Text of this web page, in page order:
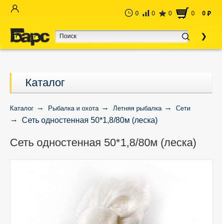
0 0 0 0 0 руб
Каталог
Каталог Рыбалка и охота Летняя рыбалка Сети
Сеть одностенная 50*1,8/80м (леска)
Сеть одностенная 50*1,8/80м (леска)